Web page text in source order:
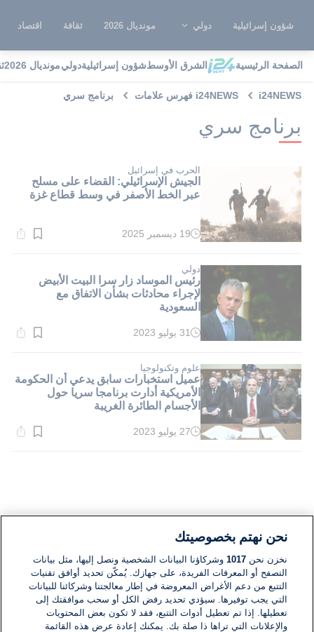
شؤون إسرائيلية دولي مونديال 2026 ثقافة اقتصاد
الصفحة الرئيسية الشرق الأوسطشؤون إسرائيليةدوليمونديال 2026
i24NEWS i24NEWS فهرس علامات برنامج سري
برنامج سري
الحرب في إسرائيل
الجيش الإسرائيلي: القضاء على مسلح
عبر الخط الأصفر في وسط قطاع غزة
وقت
دقيقة.
19 ديسمبر 2025
دولي
رئيس الموساد زار سرا البيت الأبيض
لإجراء محادثات بشأن الاتفاق مع
السعودية
وقت
دقيقة.
31 يوليو 2023
علوم وتكنولوجيا
عميل استخبارات سابق يدعي أن الحكومة
الأمريكية أدارت برنامجا سريا حول
الأجسام الطائرة الغريبة
وقت
27 يوليو 2023
نحن نهتم بخصوصيتك
نخزن نحن1017 وشركاؤنا البيانات الشخصية ونصل إليها، مثل بيانات
التصفح أو المعرفات الفريدة، على جهازك. يُمكّن تحديد أوافق تقنيات
التتبع من دعم الأغراض المعروضة في إطار معالجتنا وشركائنا للبيانات
التي يجب توفيرها. سيؤدي تحديد رفض الكل أو سحب موافقتك إلى
تعطيلها. إذا تم تعطيل أدوات التتبع، فقد لا تكون بعض المحتويات
والإعلانات التي تراها ذا صلة بك. يمكنك إعادة عرض هذه القائمة